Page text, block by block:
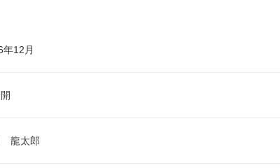
年12月
龍太郎